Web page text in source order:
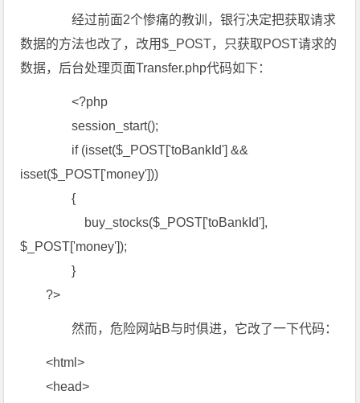
经过前面2个惨痛的教训，银行决定把获取请求
数据的方法也改了，改用$_POST，只获取POST请求的
数据，后台处理页面Transfer.php代码如下：
<?php
session_start();
if (isset($_POST['toBankId'] &&
isset($_POST['money']))
{
buy_stocks($_POST['toBankId'],
$_POST['money']);
}
?>
然而，危险网站B与时俱进，它改了一下代码：
<html>
<head>